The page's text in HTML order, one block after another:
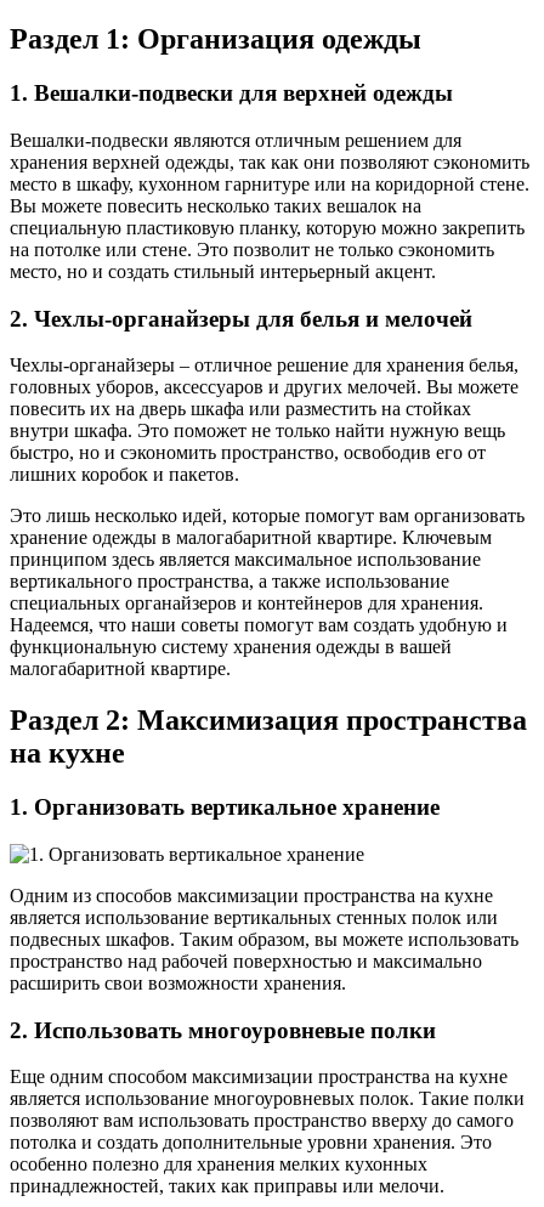
Раздел 1: Организация одежды
1. Вешалки-подвески для верхней одежды
Вешалки-подвески являются отличным решением для
хранения верхней одежды, так как они позволяют сэкономить
место в шкафу, кухонном гарнитуре или на коридорной стене.
Вы можете повесить несколько таких вешалок на
специальную пластиковую планку, которую можно закрепить
на потолке или стене. Это позволит не только сэкономить
место, но и создать стильный интерьерный акцент.
2. Чехлы-органайзеры для белья и мелочей
Чехлы-органайзеры – отличное решение для хранения белья,
головных уборов, аксессуаров и других мелочей. Вы можете
повесить их на дверь шкафа или разместить на стойках
внутри шкафа. Это поможет не только найти нужную вещь
быстро, но и сэкономить пространство, освободив его от
лишних коробок и пакетов.
Это лишь несколько идей, которые помогут вам организовать
хранение одежды в малогабаритной квартире. Ключевым
принципом здесь является максимальное использование
вертикального пространства, а также использование
специальных органайзеров и контейнеров для хранения.
Надеемся, что наши советы помогут вам создать удобную и
функциональную систему хранения одежды в вашей
малогабаритной квартире.
Раздел 2: Максимизация пространства
на кухне
1. Организовать вертикальное хранение
Одним из способов максимизации пространства на кухне
является использование вертикальных стенных полок или
подвесных шкафов. Таким образом, вы можете использовать
пространство над рабочей поверхностью и максимально
расширить свои возможности хранения.
2. Использовать многоуровневые полки
Еще одним способом максимизации пространства на кухне
является использование многоуровневых полок. Такие полки
позволяют вам использовать пространство вверху до самого
потолка и создать дополнительные уровни хранения. Это
особенно полезно для хранения мелких кухонных
принадлежностей, таких как приправы или мелочи.